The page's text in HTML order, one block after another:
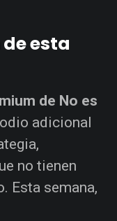
esta
de No es
adicional
no tienen
Esta semana,